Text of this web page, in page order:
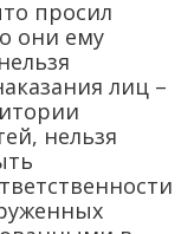
просил
они ему
лиц –
нельзя